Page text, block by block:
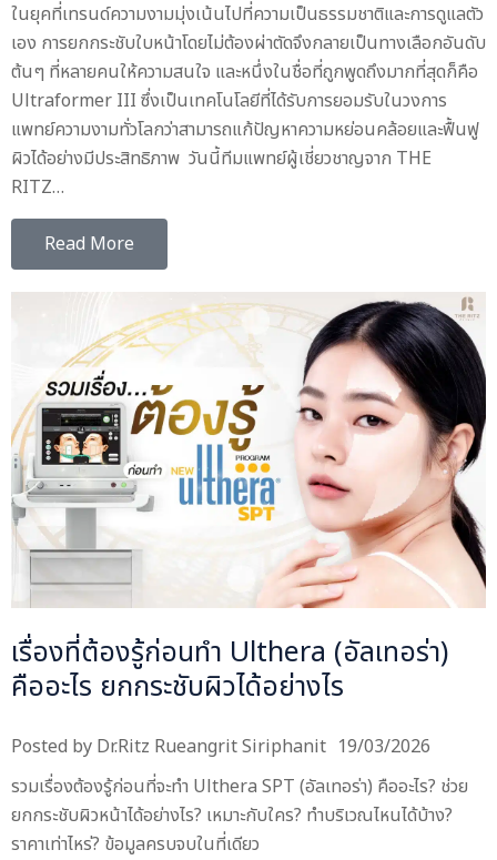
ในยุคที่เทรนด์ความงามมุ่งเน้นไปที่ความเป็นธรรมชาติและการดูแลตัว
เอง การยกกระชับใบหน้าโดยไม่ต้องผ่าตัดจึงกลายเป็นทางเลือกอันดับ
ต้นๆ ที่หลายคนให้ความสนใจ และหนึ่งในชื่อที่ถูกพูดถึงมากที่สุดก็คือ
Ultraformer III ซึ่งเป็นเทคโนโลยีที่ได้รับการยอมรับในวงการ
แพทย์ความงามทั่วโลกว่าสามารถแก้ปัญหาความหย่อนคล้อยและฟื้นฟู
ผิวได้อย่างมีประสิทธิภาพ วันนี้ทีมแพทย์ผู้เชี่ยวชาญจาก THE
RITZ…
Read More
เรื่องที่ต้องรู้ก่อนทำ Ulthera (อัลเทอร่า)
คืออะไร ยกกระชับผิวได้อย่างไร
Posted by Dr.Ritz Rueangrit Siriphanit 19/03/2026
รวมเรื่องต้องรู้ก่อนที่จะทำ Ulthera SPT (อัลเทอร่า) คืออะไร? ช่วย
ยกกระชับผิวหน้าได้อย่างไร? เหมาะกับใคร? ทำบริเวณไหนได้บ้าง?
ราคาเท่าไหร่? ข้อมูลครบจบในที่เดียว